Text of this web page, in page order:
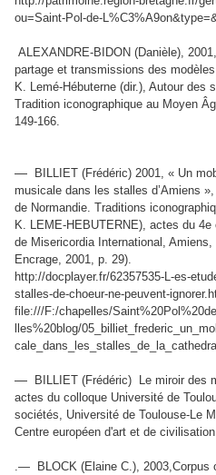
ou=Saint-Pol-de-
ALEXANDRE-BIDON (Danièle),
partage et transmissions des
K. Lemé-Hébuterne (dir.), Autour des
Tradition iconographique au Moyen
149-166.
—
BILLIET (Frédéric) 2001, « Un
musicale dans les stalles d’Amiens
de Normandie. Traditions
K. LEME-HEBUTERNE), actes du 4e
de Misericordia International,
Encrage, 2001, p. 29).
http://docplayer.fr/62357535-L-es-
stalles-de-choeur-ne-peuvent-
file:///F:/chapelles/
lles%20blog/
—
BILLIET (Frédéric) Le miroir des
actes du colloque Université de
sociétés, Université de Toulouse-Le
Centre européen d'art et de
.— BLOCK (Elaine C.), 2003,Corpus